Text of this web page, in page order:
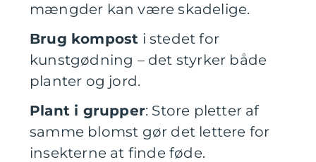
mængder kan være skadelige.
Brug kompost i stedet for
kunstgødning – det styrker både
planter og jord.
Plant i grupper: Store pletter af
samme blomst gør det lettere for
insekterne at finde føde.